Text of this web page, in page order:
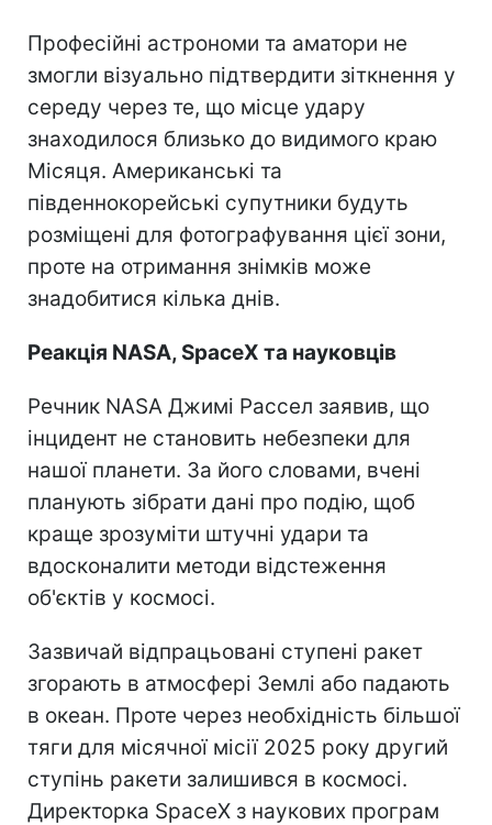
Професійні астрономи та аматори не
змогли візуально підтвердити зіткнення у
середу через те, що місце удару
знаходилося близько до видимого краю
Місяця. Американські та
південнокорейські супутники будуть
розміщені для фотографування цієї зони,
проте на отримання знімків може
знадобитися кілька днів.
Реакція NASA, SpaceX та науковців
Речник NASA Джимі Рассел заявив, що
інцидент не становить небезпеки для
нашої планети. За його словами, вчені
планують зібрати дані про подію, щоб
краще зрозуміти штучні удари та
вдосконалити методи відстеження
об'єктів у космосі.
Зазвичай відпрацьовані ступені ракет
згорають в атмосфері Землі або падають
в океан. Проте через необхідність більшої
тяги для місячної місії 2025 року другий
ступінь ракети залишився в космосі.
Директорка SpaceX з наукових програм